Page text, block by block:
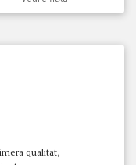
qualitat,